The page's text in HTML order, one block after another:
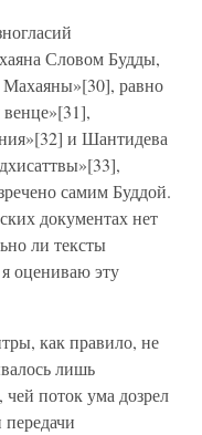
Словом Будды,
равно
и Шантидева
самим Буддой.
документах нет
ли тексты
оцениваю эту
как правило, не
лишь
поток ума дозрел
передачи